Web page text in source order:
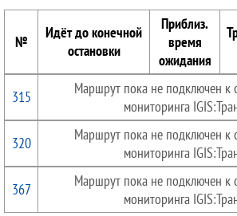
№
Идёт до конечной
остановки
Приблиз.
время
ожидания
315
Маршрут пока не подключен к
мониторинга
320
Маршрут пока не подключен к
мониторинга
367
Маршрут пока не подключен к
мониторинга